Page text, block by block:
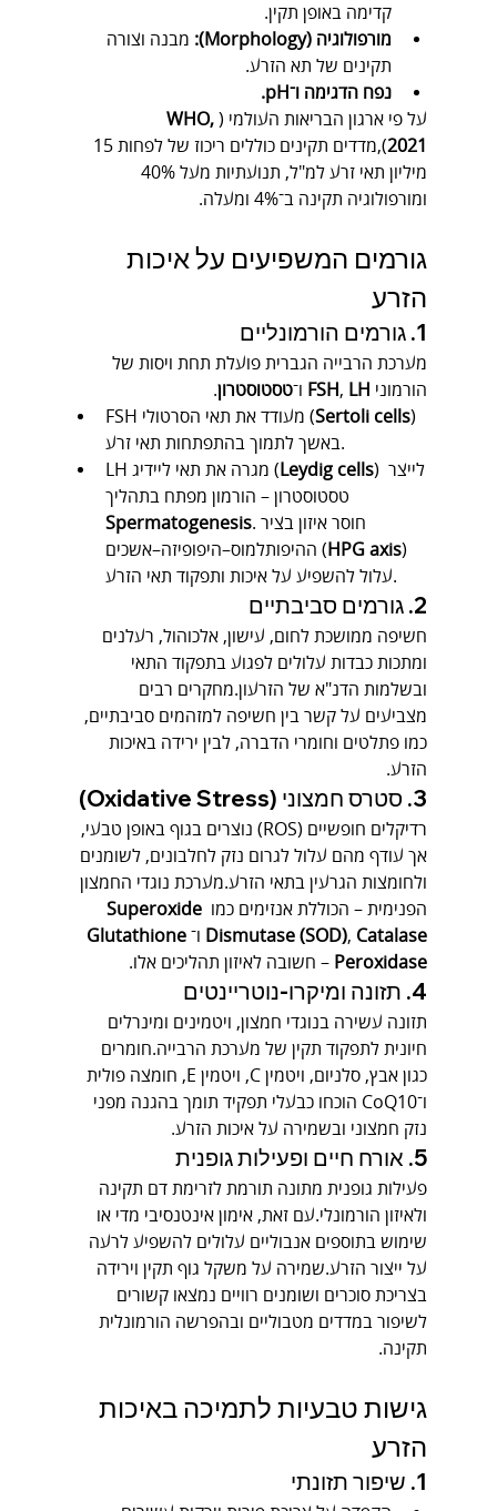
קדימה באופן תקין.
מורפולוגיה (Morphology):
מבנה וצורה
תקינים של תא הזרע.
נפח הדגימה ו־pH.
על פי ארגון הבריאות העולמי (WHO,
2021
מיליון תאי זרע למ"ל, תנועתיות מעל 40%
ומורפולוגיה תקינה ב־4% ומעלה.
גורמים המשפיעים על איכות
הזרע
1. גורמים הורמונליים
מערכת הרבייה הגברית פועלת תחת ויסות של
הורמוני
FSH, LH ו־טסטוסטרון.
FSH מעודד את תאי הסרטולי (Sertoli cells)
באשך לתמוך בהתפתחות תאי זרע.
LH מגרה את תאי ליידיג (Leydig cells) לייצר
Spermatogenesis.חוסר איזון בציר
ההיפותלמוס–היפופיזה–אשכים (HPG axis)
עלול להשפיע על איכות ותפקוד תאי הזרע.
2. גורמים סביבתיים
חשיפה ממושכת לחום, עישון, אלכוהול, רעלנים
ומתכות כבדות עלולים לפגוע בתפקוד התאי
ובשלמות הדנ"א של הזרעון.מחקרים רבים
מצביעים על קשר בין חשיפה למזהמים סביבתיים,
כמו פתלטים וחומרי הדברה, לבין ירידה באיכות
הזרע.
3. סטרס חמצוני (Oxidative Stress)
רדיקלים חופשיים (ROS) נוצרים בגוף באופן טבעי,
אך עודף מהם עלול לגרום נזק לחלבונים, לשומנים
ולחומצות הגרעין בתאי הזרע.מערכת נוגדי החמצון
הפנימית – הכוללת אנזימים כמו Superoxide
Dismutase (SOD), Catalase ו־Glutathione
Peroxidase – חשובה לאיזון תהליכים אלו.
4. תזונה ומיקרו-נוטריינטים
תזונה עשירה בנוגדי חמצון, ויטמינים ומינרלים
חיונית לתפקוד תקין של מערכת הרבייה.חומרים
כגון אבץ, סלניום, ויטמין C, ויטמין E, חומצה פולית
ו־CoQ10 הוכחו כבעלי תפקיד תומך בהגנה מפני
נזק חמצוני ובשמירה על איכות הזרע.
5. אורח חיים ופעילות גופנית
פעילות גופנית מתונה תורמת לזרימת דם תקינה
ולאיזון הורמונלי.עם זאת, אימון אינטנסיבי מדי או
שימוש בתוספים אנבוליים עלולים להשפיע לרעה
על ייצור הזרע.שמירה על משקל גוף תקין וירידה
בצריכת סוכרים ושומנים רוויים נמצאו קשורים
לשיפור במדדים מטבוליים ובהפרשה הורמונלית
תקינה.
גישות טבעיות לתמיכה באיכות
הזרע
1. שיפור תזונתי